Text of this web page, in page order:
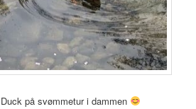
på svømmetur i dammen